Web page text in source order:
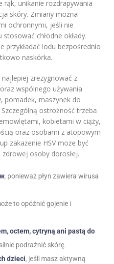
rąk, unikanie rozdrapywania
skóry. Zmiany można
ochronnymi, jeśli nie
chłodne okłady.
przykładać lodu bezpośrednio
naskórka.
zrezygnować z
wspólnego używania
pomadek, maszynek do
ostrożność trzeba
kobietami w ciąży,
oraz osobami z atopowym
zakażenie HSV może być
osoby dorosłej.
, ponieważ płyn zawiera wirusa
to opóźnić gojenie i
octem, cytryną ani pastą do
podrażnić skórę.
dzieci, jeśli masz aktywną